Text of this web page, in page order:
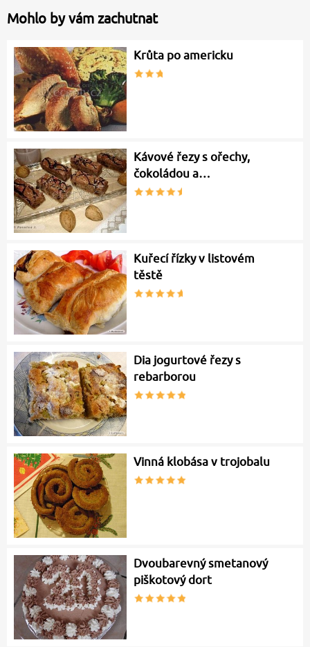
Mohlo by vám zachutnat
Krůta po americku
Kávové řezy s ořechy,
čokoládou a…
Kuřecí řízky v listovém
těstě
Dia jogurtové řezy s
rebarborou
Vinná klobása v trojobalu
Dvoubarevný smetanový
piškotový dort